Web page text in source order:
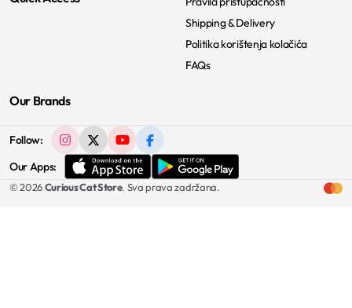
Shipping & Delivery
Politika korištenja kolačića
FAQs
Our Brands
Follow:
Our Apps:
© 2026Curious Cat Store. Sva prava zadržana.